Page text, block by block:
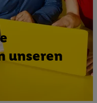
unseren